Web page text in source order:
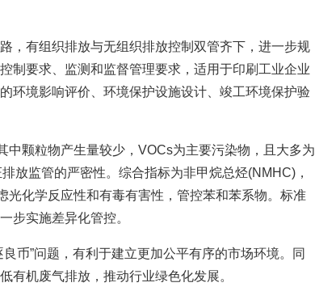
，有组织排放与无组织排放控制双管齐下，进一步规
制要求、监测和监督管理要求，适用于印刷工业企业
环境影响评价、环境保护设施设计、竣工环境保护验
颗粒物产生量较少，VOCs为主要污染物，且大多为
放监管的严密性。综合指标为非甲烷总烃(NMHC)，
化学反应性和有毒有害性，管控苯和苯系物。标准
步实施差异化管控。
币”问题，有利于建立更加公平有序的市场环境。同
有机废气排放，推动行业绿色化发展。